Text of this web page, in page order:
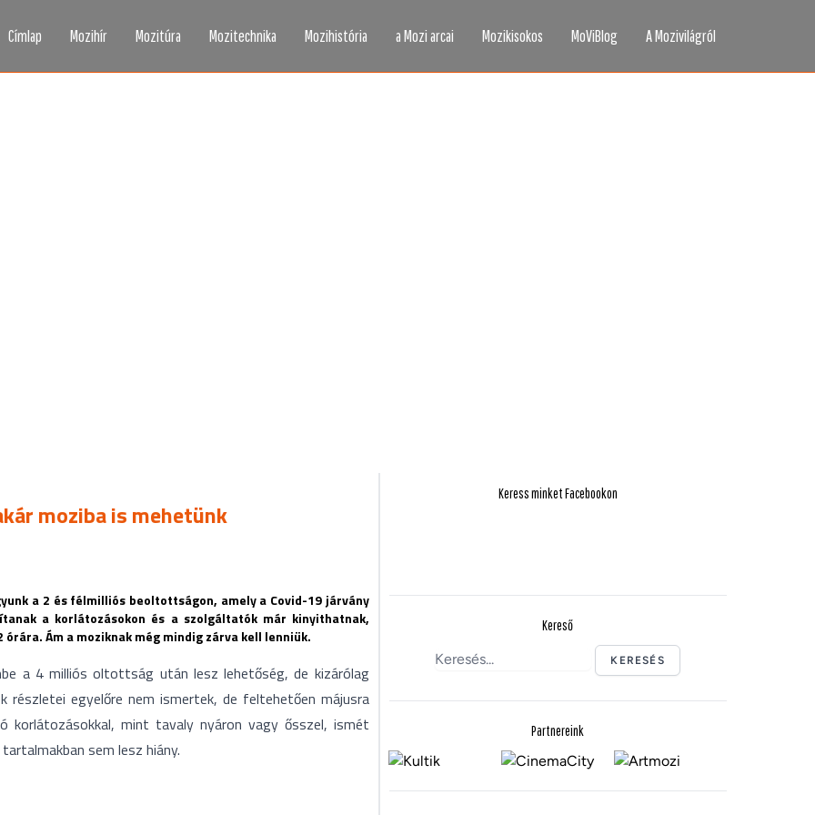
Címlap Mozihír Mozitúra Mozitechnika Mozihistória a Mozi arcai Mozikisokos MoViBlog A Mozivilágról
moziba is mehetünk
a 2 és félmilliós beoltottságon, amely a Covid-19 járvány
a korlátozásokon és a szolgáltatók már kinyithatnak,
Ám a moziknak még mindig zárva kell lenniük.
a 4 milliós oltottság után lesz lehetőség, de kizárólag
részletei egyelőre nem ismertek, de feltehetően májusra
korlátozásokkal, mint tavaly nyáron vagy ősszel, ismét
sem lesz hiány.
Keress minket Facebookon
Kereső
KERESÉS
Partnereink